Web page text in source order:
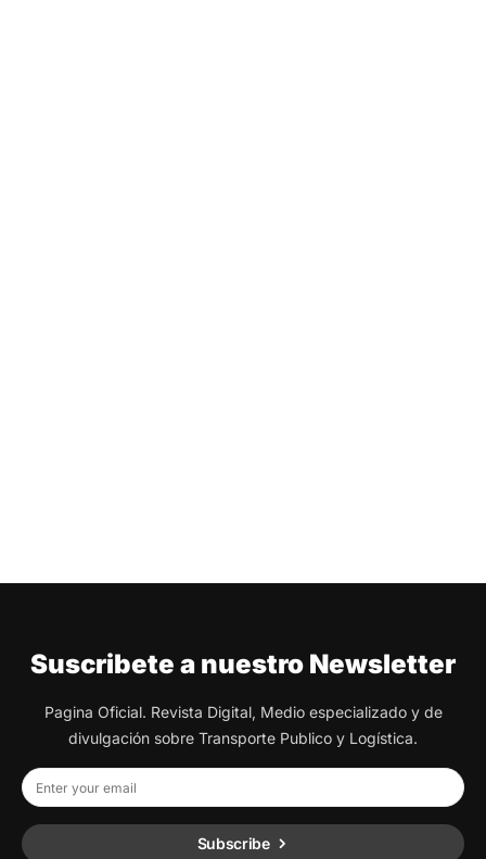
Suscribete a nuestro Newsletter
Pagina Oficial. Revista Digital, Medio especializado y de
divulgación sobre Transporte Publico y Logística.
Subscribe